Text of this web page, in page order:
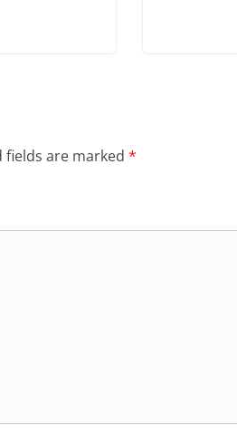
fields are marked *